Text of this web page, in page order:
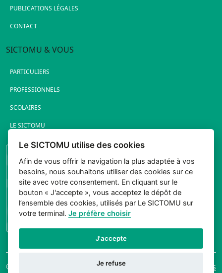
PUBLICATIONS LÉGALES
CONTACT
SICTOMU & VOUS
PARTICULIERS
PROFESSIONNELS
SCOLAIRES
LE SICTOMU
PORTAIL ÉLUS
CONNEXION
© 2026 Sictomu. Tout
Mentions légales
Le SICTOMU utilise des cookies
Afin de vous offrir la navigation la plus adaptée à vos
besoins, nous souhaitons utiliser des cookies sur ce
site avec votre consentement. En cliquant sur le
bouton « J'accepte », vous acceptez le dépôt de
l’ensemble des cookies, utilisés par Le SICTOMU sur
votre terminal.Je préfère choisir
J'accepte
Je refuse